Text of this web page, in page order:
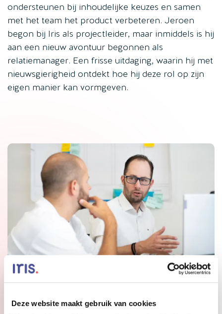
Deze website maakt gebruik van cookies
ondersteunen bij inhoudelijke keuzes en samen
met het team het product verbeteren. Jeroen
begon bij Iris als projectleider, maar inmiddels is hij
aan een nieuw avontuur begonnen als
relatiemanager. Een frisse uitdaging, waarin hij met
nieuwsgierigheid ontdekt hoe hij deze rol op zijn
eigen manier kan vormgeven.